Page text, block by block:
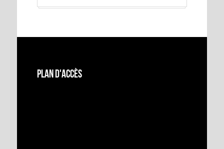
Plan d'accès